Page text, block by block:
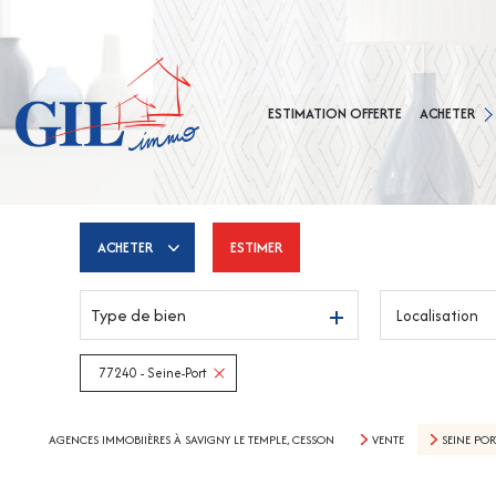
ESTIMATION OFFERTE ACHETER
APPARTEMENTS
TERRAINS
AGENCE
ACHETER
De l'ancien
ESTIMER
Type de bien Localisation
77240 - Seine-Port
AGENCES IMMOBIIÈRES À SAVIGNY LE TEMPLE, CESSON VENTE SEINE